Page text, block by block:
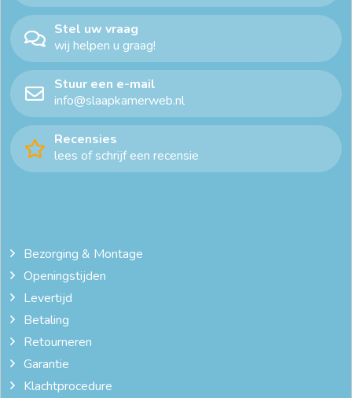
Stel uw vraag
wij helpen u graag!
Stuur een e-mail
info@slaapkamerweb.nl
Recensies
lees of schrijf een recensie
Bezorging & Montage
Openingstijden
Levertijd
Betaling
Retourneren
Garantie
Klachtprocedure